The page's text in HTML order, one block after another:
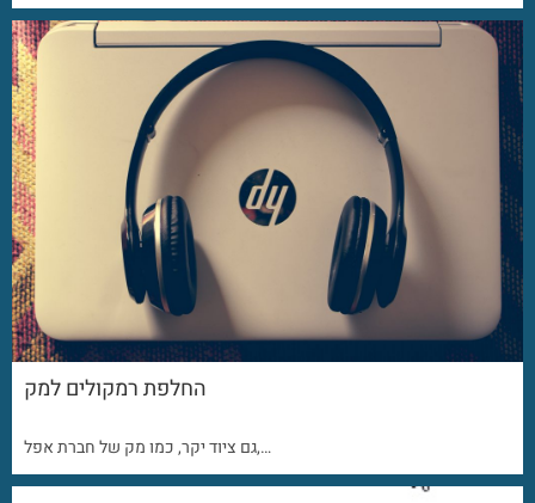
החלפת רמקולים למק
גם ציוד יקר, כמו מק של חברת אפל,…